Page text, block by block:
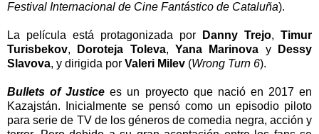
Festival Internacional de Cine Fantástico de Cataluña).
La película está protagonizada por Danny Trejo, Timur
Turisbekov, Doroteja Toleva,Yana Marinova y
Dessy
Slavova, y dirigida por Valeri Milev (Wrong Turn 6).
Bullets of Justice es un proyecto que nació en 2017 en
Kazajstán. Inicialmente se pensó como un episodio piloto
para serie de TV de los géneros de comedia negra, acción y